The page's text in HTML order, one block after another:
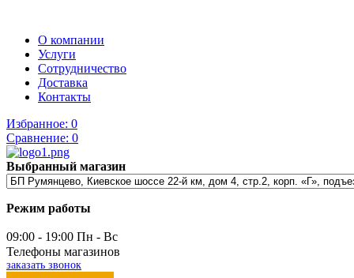
О компании
Услуги
Сотрудничество
Доставка
Контакты
Избранное: 0
Сравнение: 0
Выбранный магазин
Режим работы
09:00 - 19:00 Пн - Вс
Телефоны магазинов
заказать звонок